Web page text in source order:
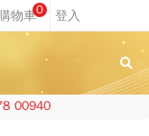
0
00940